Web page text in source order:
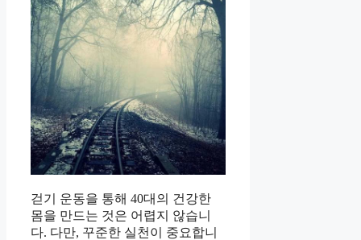
걷기 운동을 통해 40대의 건강한
몸을 만드는 것은 어렵지 않습니
다. 다만, 꾸준한 실천이 중요합니